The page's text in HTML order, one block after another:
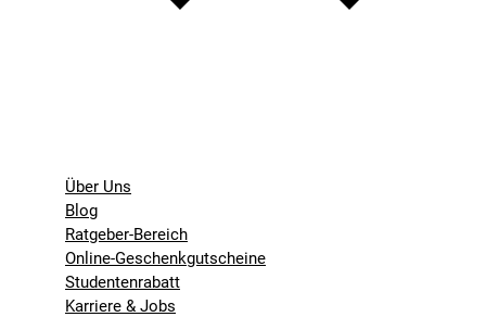
Über Uns
Blog
Ratgeber-Bereich
Online-Geschenkgutscheine
Studentenrabatt
Karriere & Jobs